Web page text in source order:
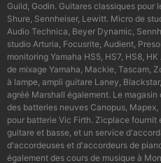
Guild, Godin. Guitares classiques
Shure, Sennheiser, Lewitt. Micro de
Audio Technica, Beyer Dynamic,
studio Arturia, Focusrite, Audient,
monitoring Yamaha HS5, HS7, HS8,
de mixage Yamaha, Mackie, Tascam,
à lampe, ampli guitare Laney,
agréé Marshall également. Le
des batteries neuves Canopus,
pour batterie Vic Firth. Zicplace
guitare et basse, et un service
d'accordeuses et d'accordeurs de
également des cours de musique à